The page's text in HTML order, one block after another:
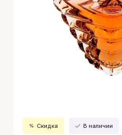
Скидка В наличии